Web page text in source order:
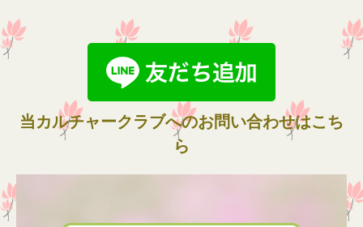
当カルチャークラブへのお問い合わせはこち
ら